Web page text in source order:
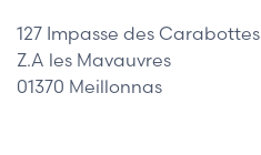
127 Impasse des Carabottes
Z.A les Mavauvres
01370 Meillonnas